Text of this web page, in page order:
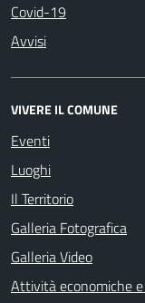
Covid-19
Avvisi
VIVERE IL COMUNE
Eventi
Luoghi
Il Territorio
Galleria Fotografica
Galleria Video
Attività economiche